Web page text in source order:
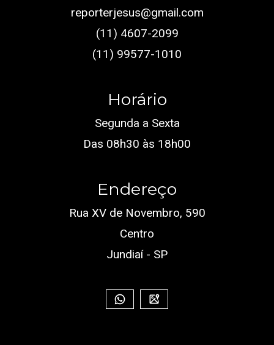
reporterjesus@gmail.com
(11) 4607-2099
(11) 99577-1010
Horário
Segunda a Sexta
Das 08h30 às 18h00
Endereço
Rua XV de Novembro, 590
Centro
Jundiaí - SP